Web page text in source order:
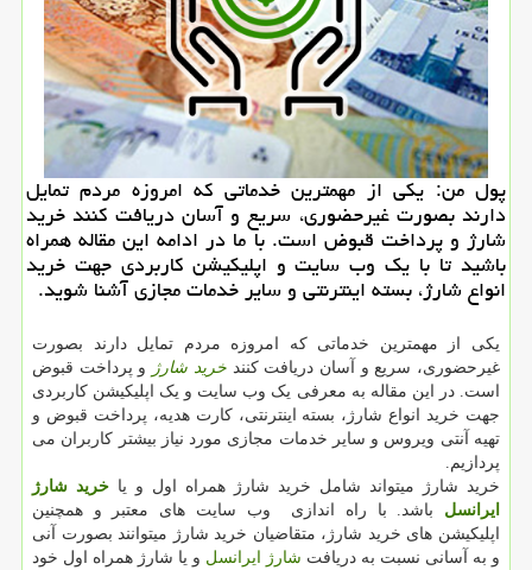
پول من: یكی از مهمترین خدماتی كه امروزه مردم تمایل
دارند بصورت غیرحضوری، سریع و آسان دریافت كنند خرید
شارژ و پرداخت قبوض است. با ما در ادامه این مقاله همراه
باشید تا با یك وب سایت و اپلیكیشن كاربردی جهت خرید
انواع شارژ، بسته اینترنتی و سایر خدمات مجازی آشنا شوید.
یکی از مهمترین خدماتی که امروزه مردم تمایل دارند بصورت
غیرحضوری، سریع و آسان دریافت کنندخرید شارژ
و پرداخت قبوض
است. در این مقاله به معرفی یک وب سایت و یک اپلیکیشن کاربردی
جهت خرید انواع شارژ، بسته اینترنتی، کارت هدیه، پرداخت قبوض و
تهیه آنتی ویروس و سایر خدمات مجازی مورد نیاز بیشتر کاربران می
پردازیم.
خرید شارژ میتواند شامل خرید شارژ همراه اول و یا خرید شارژ
ایرانسل باشد. با راه اندازی وب سایت های معتبر و همچنین
اپلیکیشن های خرید شارژ، متقاضیان خرید شارژ میتوانند بصورت آنی
و به آسانی نسبت به دریافت شارژ ایرانسل و یا شارژ همراه اول خود